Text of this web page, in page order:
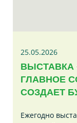
25.05.2026
ВЫСТАВКА
ГЛАВНОЕ
СОЗДАЕТ
Ежегодно